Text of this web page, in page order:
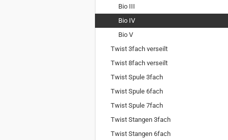
Bio III
Bio IV
Bio V
Twist 3fach verseilt
Twist 8fach verseilt
Twist Spule 3fach
Twist Spule 6fach
Twist Spule 7fach
Twist Stangen 3fach
Twist Stangen 6fach